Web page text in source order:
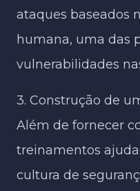
ataques baseados
humana, uma das
vulnerabilidades
3. Construção de
Além de fornecer
treinamentos
cultura de